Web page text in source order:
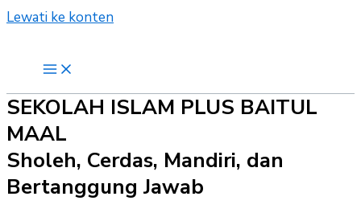
Lewati ke konten
SEKOLAH ISLAM PLUS BAITUL
MAAL
Sholeh, Cerdas, Mandiri, dan
Bertanggung Jawab